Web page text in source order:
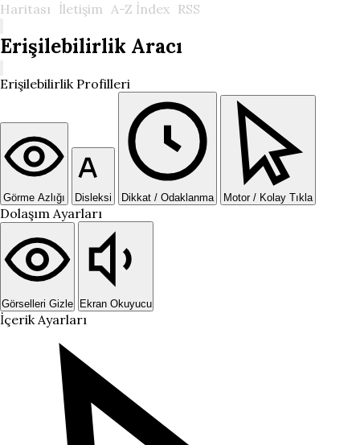
Haritası İletişim A-Z İndex RSS
Erişilebilirlik Aracı
Erişilebilirlik Profilleri
Görme Azlığı Disleksi Dikkat / Odaklanma Motor / Kolay Tıkla
Dolaşım Ayarları
Görselleri Gizle Ekran Okuyucu
İçerik Ayarları